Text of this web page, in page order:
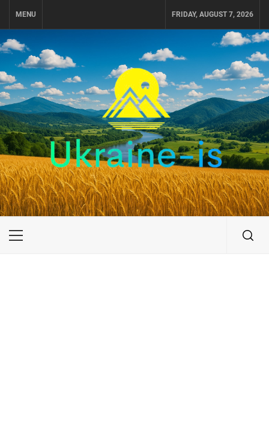
MENU FRIDAY, AUGUST 7, 2026
UKRAINE-IS
ПОДОРОЖI ПО УКРАЇНІ
Primary